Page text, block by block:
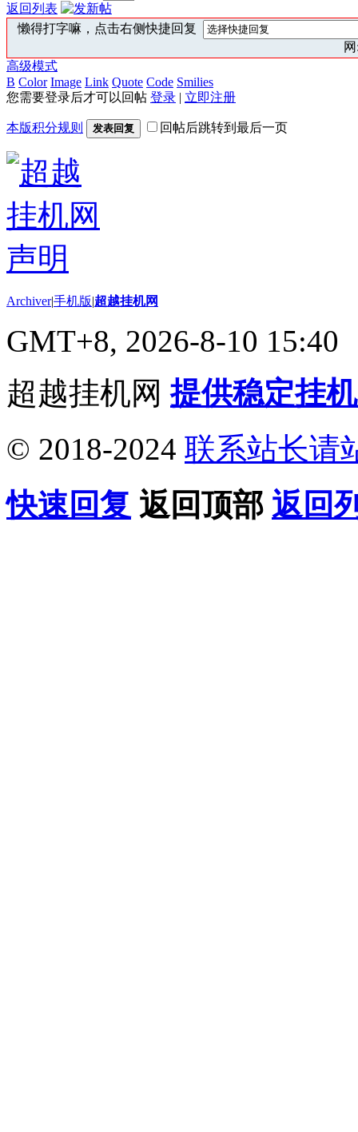
返回列表
懒得打字嘛，点击右侧快捷回复
高级模式
B Color Image Link Quote Code Smilies
您需要登录后才可以回帖 登录 | 立即注册
本版积分规则 发表回复 回帖后跳转到最后一页
Archiver|手机版|超越挂机网
GMT+8, 2026-8-10 15:40
超越挂机网提供稳定挂
© 2018-2024 联系站长请
快速回复 返回顶部 返回